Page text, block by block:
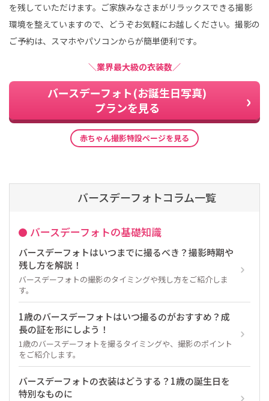
を残していただけます。ご家族みなさまがリラックスできる撮影
環境を整えていますので、どうぞお気軽にお越しください。撮影の
ご予約は、スマホやパソコンからが簡単便利です。
＼業界最大級の衣装数／
バースデーフォト(お誕生日写真)
プランを見る
赤ちゃん撮影特設ページを見る
バースデーフォトコラム一覧
バースデーフォトの基礎知識
バースデーフォトはいつまでに撮るべき？撮影時期や
残し方を解説！
バースデーフォトの撮影のタイミングや残し方をご紹介しま
す。
1歳のバースデーフォトはいつ撮るのがおすすめ？成
長の証を形にしよう！
1歳のバースデーフォトを撮るタイミングや、撮影のポイント
をご紹介します。
バースデーフォトの衣装はどうする？1歳の誕生日を
特別なものに